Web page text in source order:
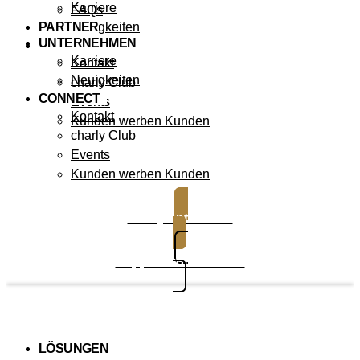
Karriere
Neuigkeiten
CONNECT
Kontakt
charly Club
Events
Kunden werben Kunden
FAQs
PARTNER
UNTERNEHMEN
Karriere
Neuigkeiten
CONNECT
Kontakt
charly Club
Events
Kunden werben Kunden
charly entdecken
Support kontaktieren
LÖSUNGEN